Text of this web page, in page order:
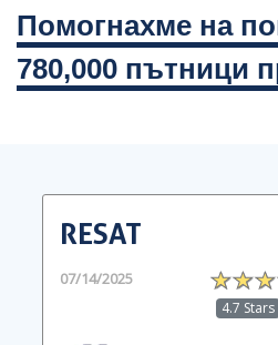
Помогнахме на
780,000 пътници
RESAT
07/14/2025
4.7 Stars